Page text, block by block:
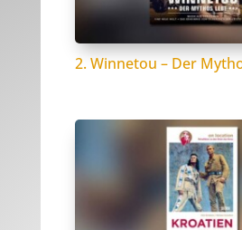
2. Winnetou – Der